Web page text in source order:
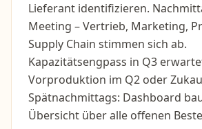
Lieferant identifizieren.
Meeting – Vertrieb, Marketing,
Supply Chain stimmen sich ab.
Kapazitätsengpass in Q3
Vorproduktion im Q2 oder
Spätnachmittags: Dashboard
Übersicht über alle offenen